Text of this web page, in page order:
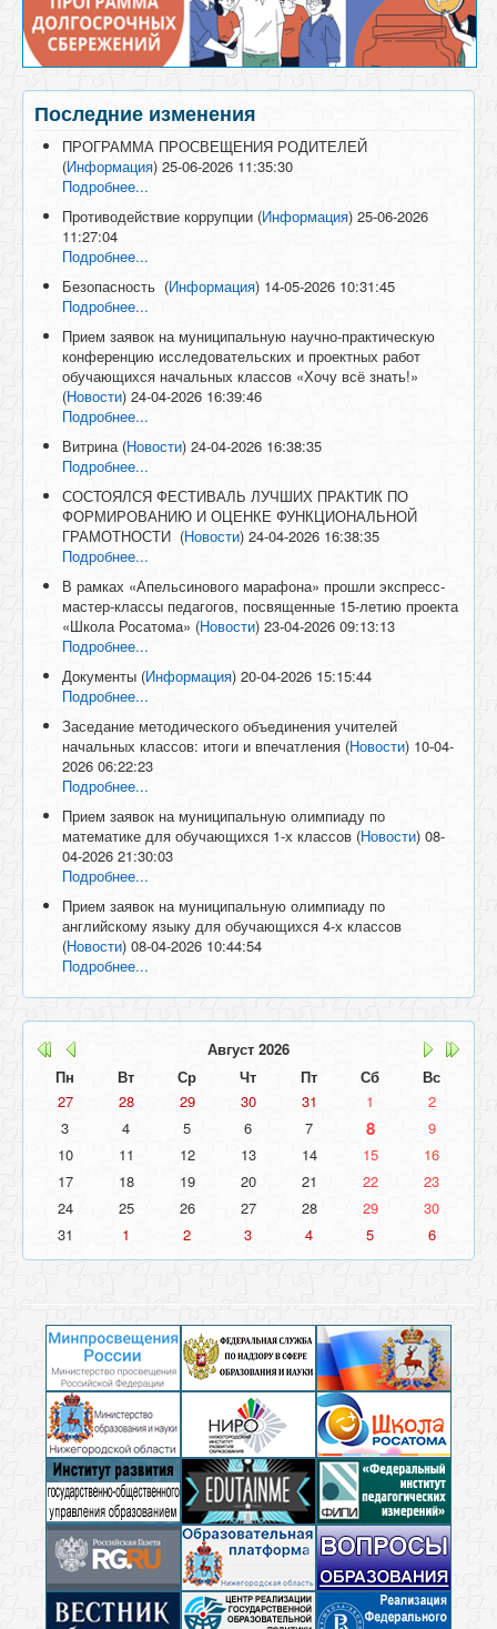
Последние изменения
ПРОГРАММА ПРОСВЕЩЕНИЯ РОДИТЕЛЕЙ
(Информация) 25-06-2026 11:35:30
Подробнее...
Противодействие коррупции (Информация) 25-06-2026
11:27:04
Подробнее...
Безопасность (Информация) 14-05-2026 10:31:45
Подробнее...
Прием заявок на муниципальную научно-практическую
конференцию исследовательских и проектных работ
обучающихся начальных классов «Хочу всё знать!»
(Новости) 24-04-2026 16:39:46
Подробнее...
Витрина (Новости) 24-04-2026 16:38:35
Подробнее...
СОСТОЯЛСЯ ФЕСТИВАЛЬ ЛУЧШИХ ПРАКТИК ПО
ФОРМИРОВАНИЮ И ОЦЕНКЕ ФУНКЦИОНАЛЬНОЙ
ГРАМОТНОСТИ (Новости) 24-04-2026 16:38:35
Подробнее...
В рамках «Апельсинового марафона» прошли экспресс-
мастер-классы педагогов, посвященные 15-летию проекта
«Школа Росатома» (Новости) 23-04-2026 09:13:13
Подробнее...
Документы (Информация) 20-04-2026 15:15:44
Подробнее...
Заседание методического объединения учителей
начальных классов: итоги и впечатления (Новости) 10-04-
2026 06:22:23
Подробнее...
Прием заявок на муниципальную олимпиаду по
математике для обучающихся 1-х классов (Новости) 08-
04-2026 21:30:03
Подробнее...
Прием заявок на муниципальную олимпиаду по
английскому языку для обучающихся 4-х классов
(Новости) 08-04-2026 10:44:54
Подробнее...
Август 2026
Пн
Вт Ср Чт Пт Сб
Вс
27
28 29 30 31 1
2
3
4 5 6 7 8
9
10
11 12 13 14 15
16
17
18 19 20 21 22
23
24
25 26 27 28 29
30
31
1 2 3 4 5 6